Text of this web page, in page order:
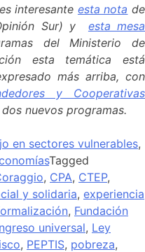
interesante esta nota de
Sur) y esta mesa
del Ministerio de
esta temática está
más arriba, con
y Cooperativas
nuevos programas.
en sectores vulnerables,
Tagged
, CPA, CTEP,
y solidaria, experiencia
, Fundación
universal, Ley
, PEPTIS, pobreza,